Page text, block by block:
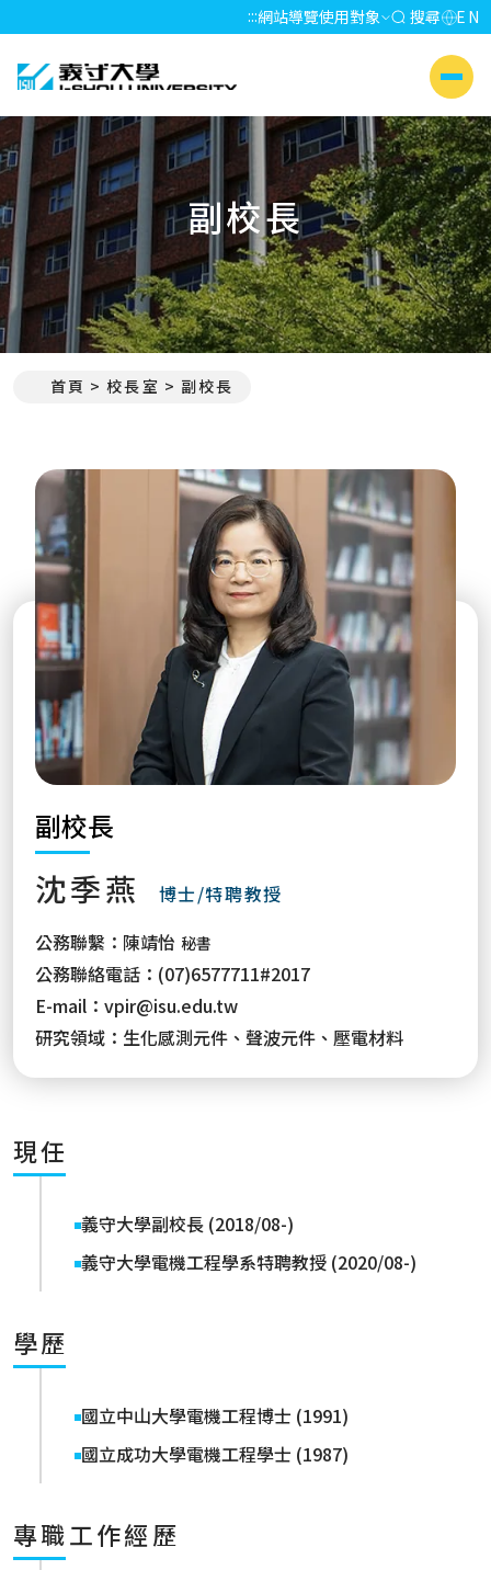
:::網站導覽使用對象 搜尋 EN
義守大學 I-SHOU UNIVERSITY
側選單
副校長
首頁 校長室 副校長
副校長
沈季燕
博士/特聘教授
公務聯繫： 陳靖怡 秘書
公務聯絡電話： (07)6577711#2017
E-mail： vpir@isu.edu.tw
研究領域： 生化感測元件、聲波元件、壓電材料
現任
義守大學副校長 (2018/08-)
義守大學電機工程學系特聘教授 (2020/08-)
學歷
國立中山大學電機工程博士 (1991)
國立成功大學電機工程學士 (1987)
專職工作經歷